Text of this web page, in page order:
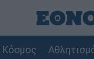
Κόσμος